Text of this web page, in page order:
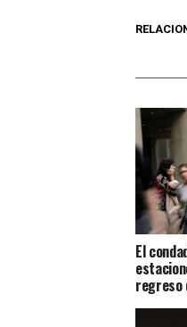
El
regreso